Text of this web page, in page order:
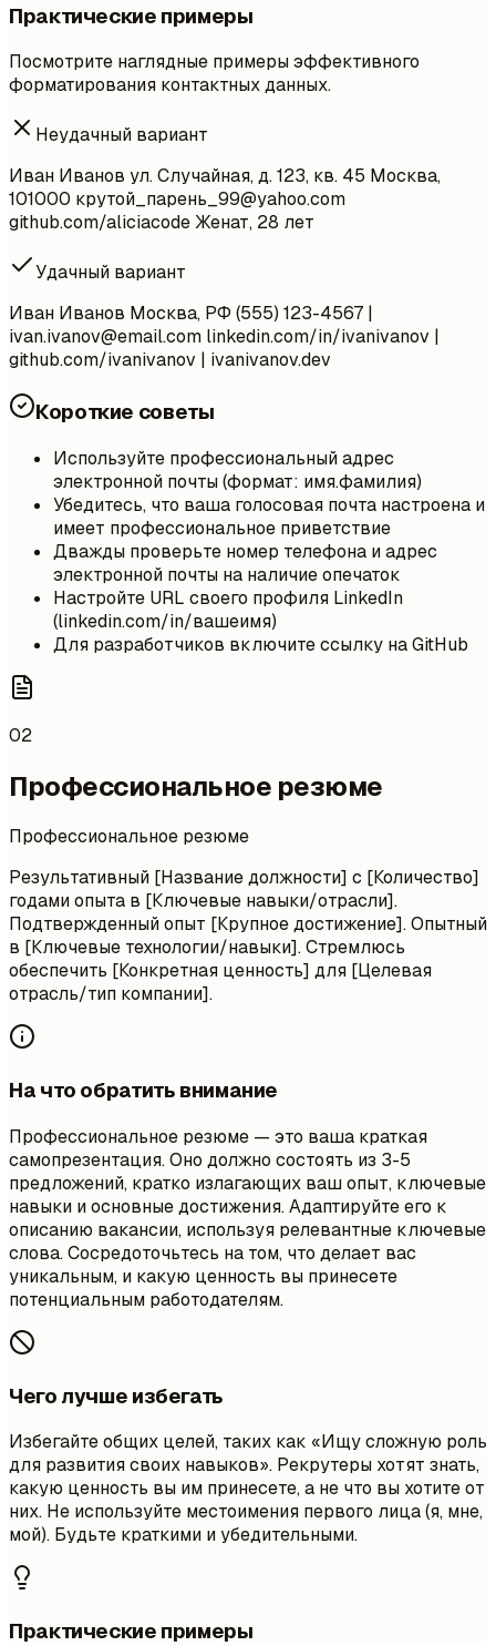
Практические примеры
Посмотрите наглядные примеры эффективного
форматирования контактных данных.
Неудачный вариант
Иван Иванов ул. Случайная, д. 123, кв. 45 Москва,
101000 крутой_парень_99@yahoo.com
github.com/aliciacode Женат, 28 лет
Удачный вариант
Иван Иванов Москва, РФ (555) 123-4567 |
ivan.ivanov@email.com linkedin.com/in/ivanivanov |
github.com/ivanivanov | ivanivanov.dev
Короткие советы
Используйте профессиональный адрес
электронной почты (формат: имя.фамилия)
Убедитесь, что ваша голосовая почта настроена и
имеет профессиональное приветствие
Дважды проверьте номер телефона и адрес
электронной почты на наличие опечаток
Настройте URL своего профиля LinkedIn
(linkedin.com/in/вашеимя)
Для разработчиков включите ссылку на GitHub
02
Профессиональное резюме
Профессиональное резюме
Результативный [Название должности] с [Количество]
годами опыта в [Ключевые навыки/отрасли].
Подтвержденный опыт [Крупное достижение]. Опытный
в [Ключевые технологии/навыки]. Стремлюсь
обеспечить [Конкретная ценность] для [Целевая
отрасль/тип компании].
На что обратить внимание
Профессиональное резюме — это ваша краткая
самопрезентация. Оно должно состоять из 3-5
предложений, кратко излагающих ваш опыт, ключевые
навыки и основные достижения. Адаптируйте его к
описанию вакансии, используя релевантные ключевые
слова. Сосредоточьтесь на том, что делает вас
уникальным, и какую ценность вы принесете
потенциальным работодателям.
Чего лучше избегать
Избегайте общих целей, таких как «Ищу сложную роль
для развития своих навыков». Рекрутеры хотят знать,
какую ценность вы им принесете, а не что вы хотите от
них. Не используйте местоимения первого лица (я, мне,
мой). Будьте краткими и убедительными.
Практические примеры